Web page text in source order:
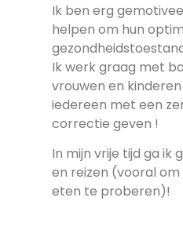
Ik ben erg
helpen om hun
Ik werk graag met
vrouwen en
iedereen met een
correctie geven !
In mijn vrije tijd ga ik
en reizen (vooral
eten te proberen)!